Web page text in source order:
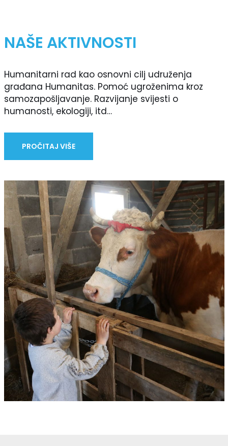
NAŠE AKTIVNOSTI
Humanitarni rad kao osnovni cilj udruženja
građana Humanitas. Pomoć ugroženima kroz
samozapošljavanje. Razvijanje svijesti o
humanosti, ekologiji, itd…
PROČITAJ VIŠE